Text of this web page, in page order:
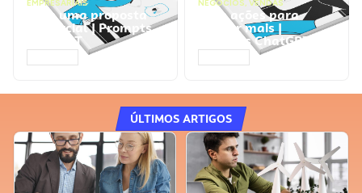
EMPRESARIAIS
Faça uma proposta
comercial | Prompts
ChatGPT
NEGÓCIOS, VENDAS
Faça ações para
vender mais |
Prompts ChatGPT
ÚLTIMOS ARTIGOS